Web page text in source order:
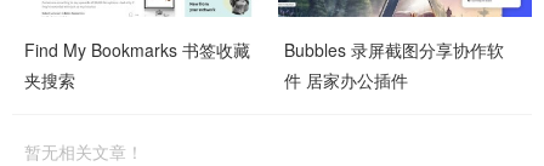
Find My Bookmarks 书签收藏
夹搜索
Bubbles 录屏截图分享协作软
件 居家办公插件
暂无相关文章！